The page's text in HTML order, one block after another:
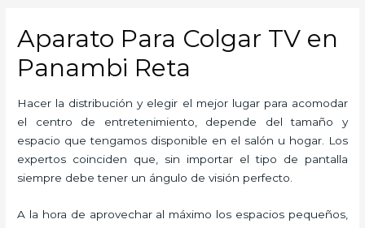
Aparato Para Colgar TV en
Panambi Reta
Hacer la distribución y elegir el mejor lugar para acomodar
el centro de entretenimiento, depende del tamaño y
espacio que tengamos disponible en el salón u hogar. Los
expertos coinciden que, sin importar el tipo de pantalla
siempre debe tener un ángulo de visión perfecto.
A la hora de aprovechar al máximo los espacios pequeños,